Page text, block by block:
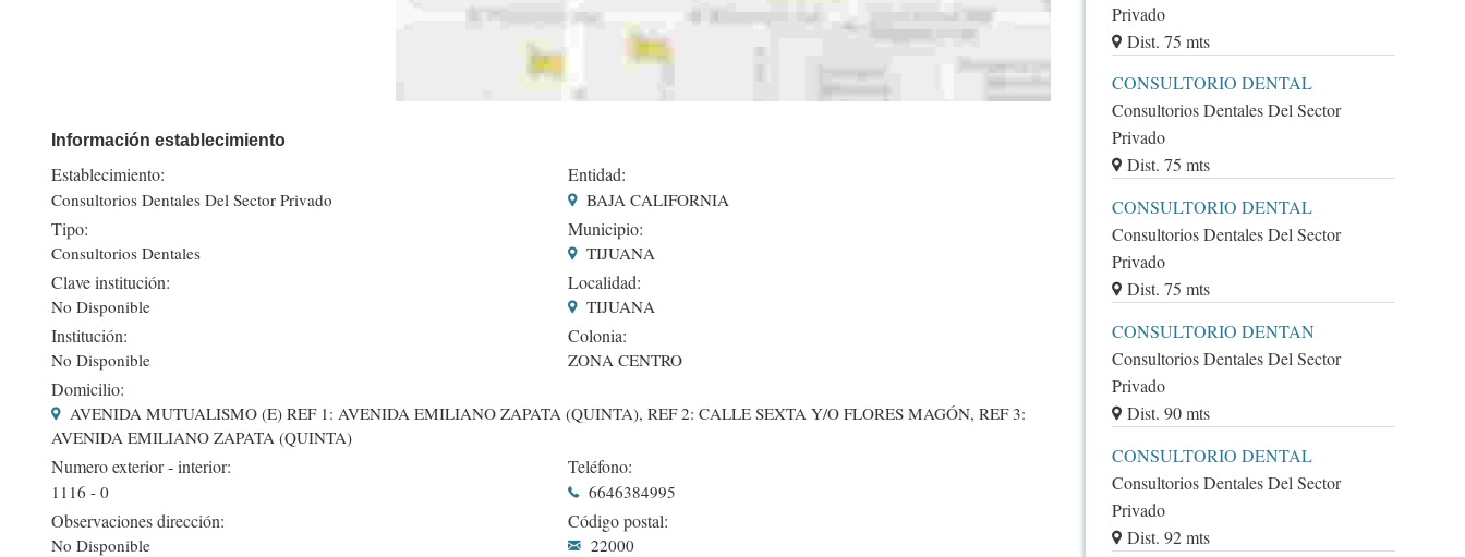
Información establecimiento
Establecimiento:
Consultorios Dentales Del Sector Privado
Tipo:
Consultorios Dentales
Clave institución:
No Disponible
Institución:
No Disponible
Entidad:
BAJA CALIFORNIA
Municipio:
TIJUANA
Localidad:
TIJUANA
Colonia:
ZONA CENTRO
Domicilio:
AVENIDA MUTUALISMO (E) REF 1: AVENIDA EMILIANO ZAPATA (QUINTA), REF 2: CALLE SEXTA Y/O FLORES MAGÓN, REF 3:
AVENIDA EMILIANO ZAPATA (QUINTA)
Numero exterior - interior:
1116 - 0
Observaciones dirección:
No Disponible
Teléfono:
6646384995
Código postal:
22000
Privado
Dist. 75 mts
CONSULTORIO DENTAL
Consultorios Dentales Del Sector
Privado
Dist. 75 mts
CONSULTORIO DENTAL
Consultorios Dentales Del Sector
Privado
Dist. 75 mts
CONSULTORIO DENTAN
Consultorios Dentales Del Sector
Privado
Dist. 90 mts
CONSULTORIO DENTAL
Consultorios Dentales Del Sector
Privado
Dist. 92 mts